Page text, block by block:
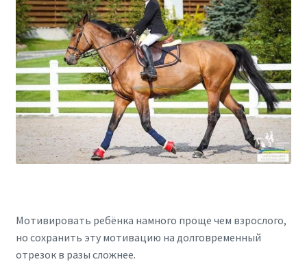
Мотивировать ребёнка намного проще чем взрослого,
но сохранить эту мотивацию на долговременный
отрезок в разы сложнее.